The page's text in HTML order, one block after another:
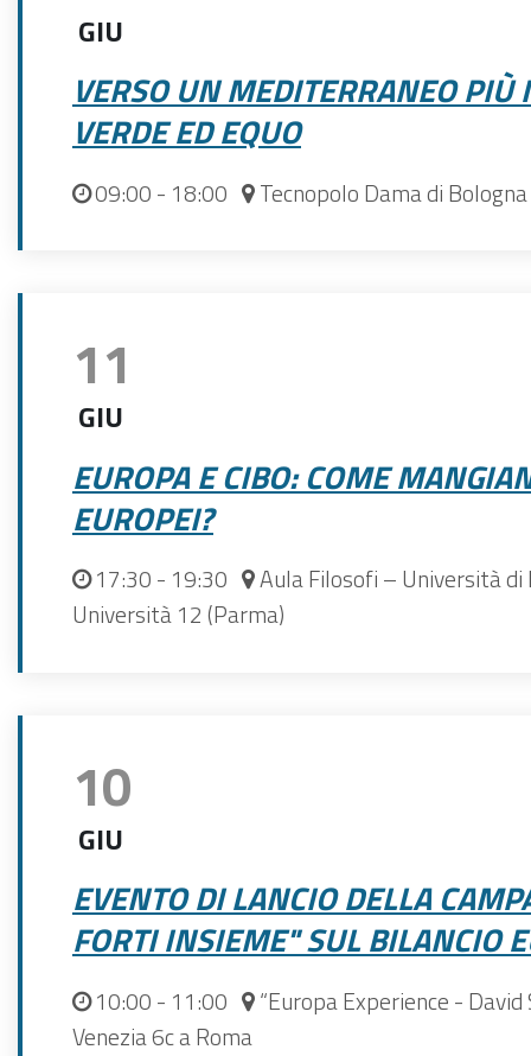
GIU
VERSO UN MEDITERRANEO PIÙ
VERDE ED EQUO
09:00 - 18:00 Tecnopolo Dama di Bologna
11
GIU
EUROPA E CIBO: COME
EUROPEI?
17:30 - 19:30
Aula Filosofi – Università di
Università 12 (Parma)
10
GIU
EVENTO DI LANCIO DELLA
FORTI INSIEME" SUL BILANCIO
10:00 - 11:00
“Europa Experience - David
Venezia 6c a Roma